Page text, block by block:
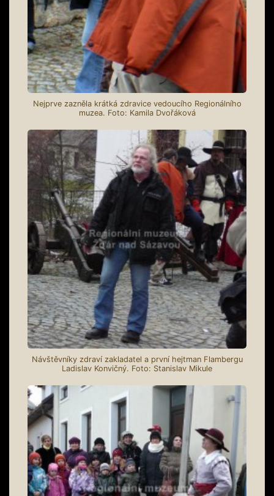
Nejprve zazněla krátká zdravice vedoucího Regionálního
muzea. Foto: Kamila Dvořáková
Návštěvníky zdraví zakladatel a první hejtman Flambergu
Ladislav Konvičný. Foto: Stanislav Mikule